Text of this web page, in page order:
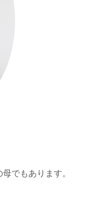
でもあります。